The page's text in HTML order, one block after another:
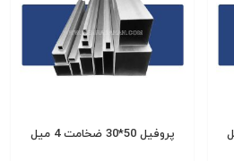
پروفیل 50*30 ضخامت 4 میل